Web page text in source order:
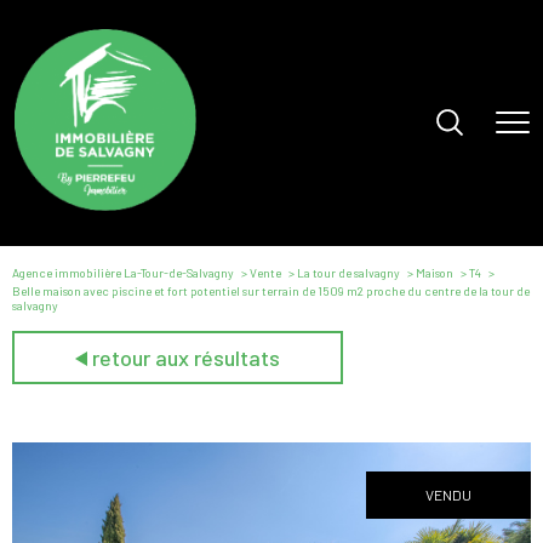
Agence immobilière La-Tour-de-Salvagny Vente La tour de salvagny Maison
T4
Belle maison avec piscine et fort potentiel sur terrain de 1509 m2 proche du centre de la tour de
salvagny
retour aux résultats
VENDU